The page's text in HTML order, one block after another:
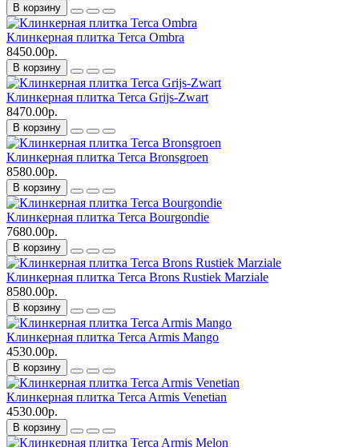
В корзину
Клинкерная плитка Terca Ombra
8450.00р.
В корзину
Клинкерная плитка Terca Grijs-Zwart
8470.00р.
В корзину
Клинкерная плитка Terca Bronsgroen
8580.00р.
В корзину
Клинкерная плитка Terca Bourgondie
7680.00р.
В корзину
Клинкерная плитка Terca Brons Rustiek Marziale
8580.00р.
В корзину
Клинкерная плитка Terca Armis Mango
4530.00р.
В корзину
Клинкерная плитка Terca Armis Venetian
4530.00р.
В корзину